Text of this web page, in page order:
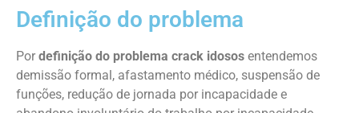
Definição do problema
Por definição do problema crack idosos entendemos
demissão formal, afastamento médico, suspensão de
funções, redução de jornada por incapacidade e